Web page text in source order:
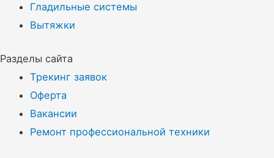
Гладильные системы
Вытяжки
Разделы сайта
Трекинг заявок
Оферта
Вакансии
Ремонт профессиональной техники